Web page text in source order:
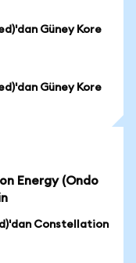
Güney Kore
Güney Kore
Energy (Ondo
Constellation